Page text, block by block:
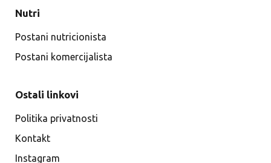
Nutri
Postani nutricionista
Postani komercijalista
Ostali linkovi
Politika privatnosti
Kontakt
Instagram